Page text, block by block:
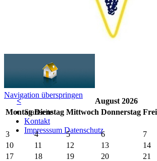
Navigation überspringen
Startseite
Kontakt
Impresssum Datenschutz
< August 2026
Montag Dienstag Mittwoch Donnerstag Fr
3
4 5 6 7
10
11 12 13 14
17
18 19 20 21